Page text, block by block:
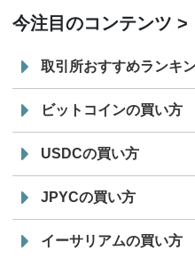
今注目のコンテンツ
取引所おすすめランキ
ビットコインの買い方
USDCの買い方
JPYCの買い方
イーサリアムの買い方